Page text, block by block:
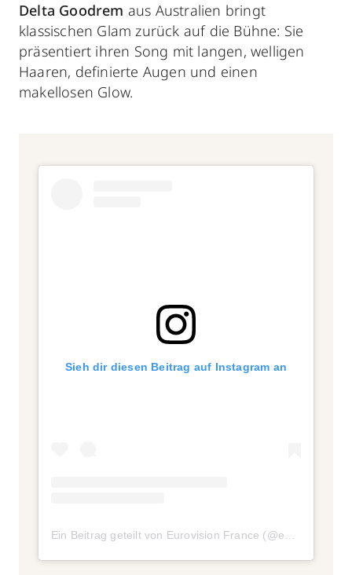
Delta Goodrem aus Australien bringt
klassischen Glam zurück auf die Bühne: Sie
präsentiert ihren Song mit langen, welligen
Haaren, definierte Augen und einen
makellosen Glow.
Sieh dir diesen Beitrag auf Instagram an